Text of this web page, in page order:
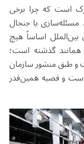
است که چرا برخی
یا جنجال
اساساً هیچ
همانند گذشته است؛
و طبق منشور سازمان
و قضیه همین‌قدر